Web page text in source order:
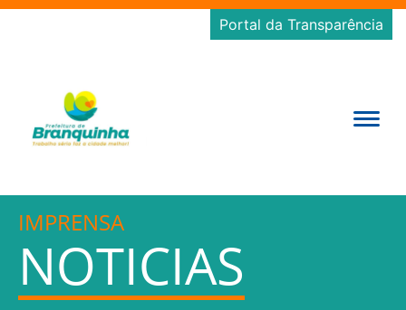
Portal da Transparência
IMPRENSA
NOTICIAS